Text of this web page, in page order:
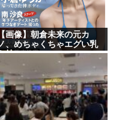
【画像】朝倉未来の元カ
、めちゃくちゃエグい乳
持つ